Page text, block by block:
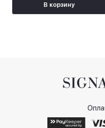
В корзину